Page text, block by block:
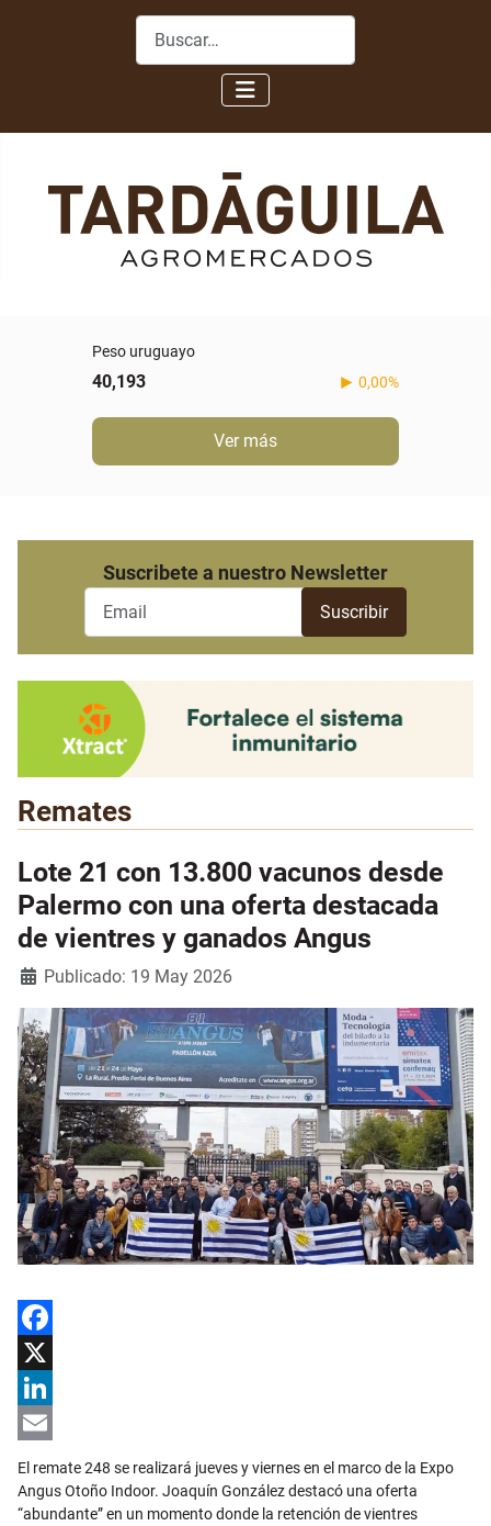
Buscar
Peso uruguayo
40,193 0,00%
Ver más
Suscribete a nuestro Newsletter
Remates
Lote 21 con 13.800 vacunos desde
Palermo con una oferta destacada
de vientres y ganados Angus
Detalles
Publicado: 19 May 2026
Facebook
X
LinkedIn
Email
El remate 248 se realizará jueves y viernes en el marco de la Expo
Angus Otoño Indoor. Joaquín González destacó una oferta
“abundante” en un momento donde la retención de vientres